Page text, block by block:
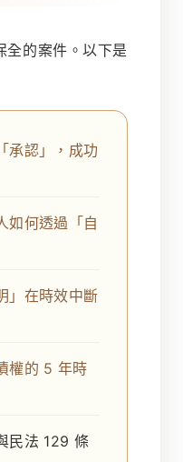
全的案件。以下是
承認」，成功
如何透過「自
」在時效中斷
權的 5 年時
民法 129 條